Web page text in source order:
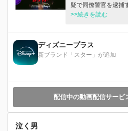
疑で同僚警官を逮捕
けに、他の同僚たち
一方、ソウルの賑や
こる女性の連続行方
人の娘が行方不明に
の江南の世界へと足
イド』ディズニープ
>>続きを読む
ディズニープラス
新ブランド「スター」が追加
配信中の動画配信サービ
泣く男